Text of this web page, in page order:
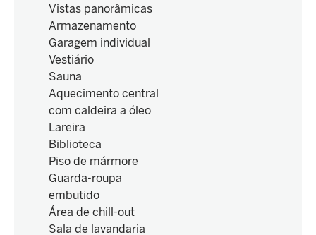
Vistas panorâmicas
Armazenamento
Garagem individual
Vestiário
Sauna
Aquecimento central
com caldeira a óleo
Lareira
Biblioteca
Piso de mármore
Guarda-roupa
embutido
Área de chill-out
Sala de lavandaria